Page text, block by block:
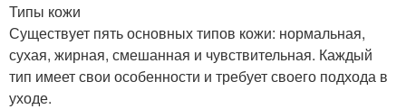
Типы кожи
Существует пять основных типов кожи: нормальная,
сухая, жирная, смешанная и чувствительная. Каждый
тип имеет свои особенности и требует своего подхода в
уходе.